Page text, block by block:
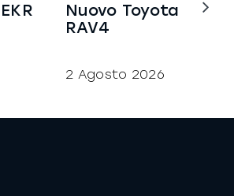
Nuovo Toyota
RAV4
2 Agosto 2026